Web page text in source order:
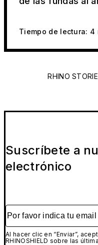
Tiempo de lectura: 4
RHINO
Suscríbete a
electrónico
Por favor indica tu email
Al hacer clic en “Enviar”,
RHINOSHIELD sobre las